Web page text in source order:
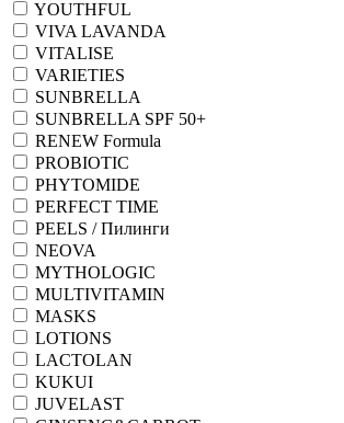
YOUTHFUL
VIVA LAVANDA
VITALISE
VARIETIES
SUNBRELLA
SUNBRELLA SPF 50+
RENEW Formula
PROBIOTIC
PHYTOMIDE
PERFECT TIME
PEELS / Пилинги
NEOVA
MYTHOLOGIC
MULTIVITAMIN
MASKS
LOTIONS
LACTOLAN
KUKUI
JUVELAST